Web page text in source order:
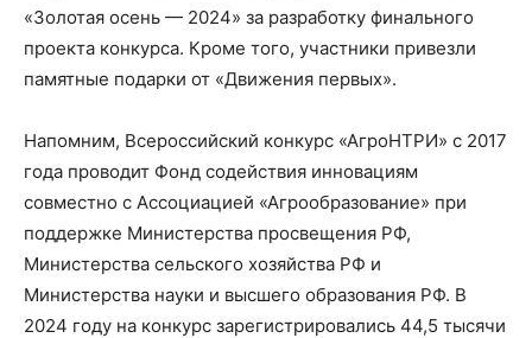
«Золотая осень — 2024» за разработку финального
проекта конкурса. Кроме того, участники привезли
памятные подарки от «Движения первых».
Напомним, Всероссийский конкурс «АгроНТРИ» с 2017
года проводит Фонд содействия инновациям
совместно с Ассоциацией «Агрообразование» при
поддержке Министерства просвещения РФ,
Министерства сельского хозяйства РФ и
Министерства науки и высшего образования РФ. В
2024 году на конкурс зарегистрировались 44,5 тысячи